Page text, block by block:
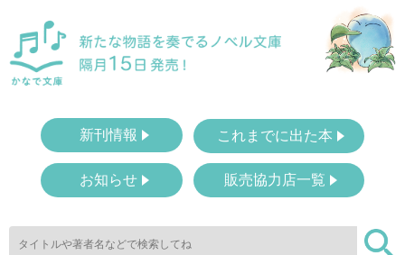
新刊情報 これまでに出た本
お知らせ 販売協力店一覧